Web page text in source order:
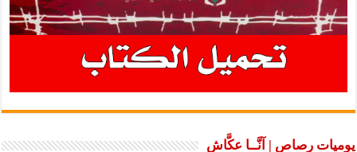
يوميات رصاص | آنَّــا عكَّاش